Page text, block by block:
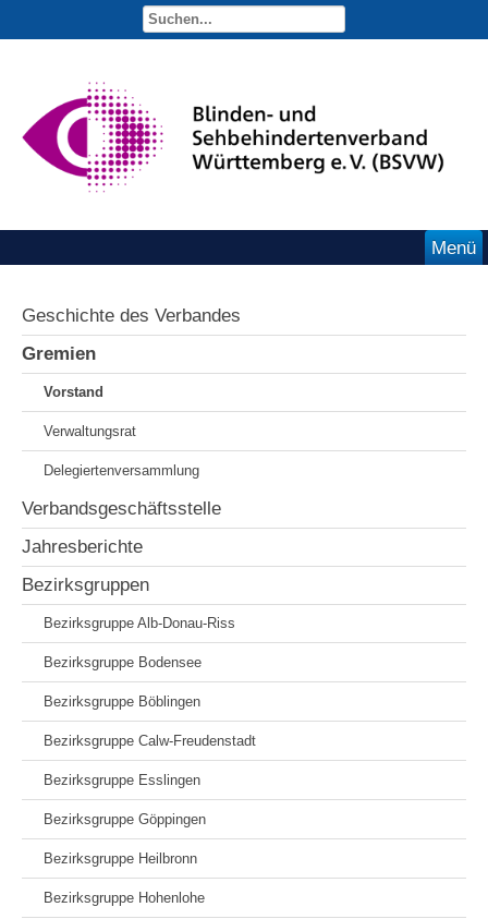
Menü
Geschichte des Verbandes
Gremien
Vorstand
Verwaltungsrat
Delegiertenversammlung
Verbandsgeschäftsstelle
Jahresberichte
Bezirksgruppen
Bezirksgruppe Alb-Donau-Riss
Bezirksgruppe Bodensee
Bezirksgruppe Böblingen
Bezirksgruppe Calw-Freudenstadt
Bezirksgruppe Esslingen
Bezirksgruppe Göppingen
Bezirksgruppe Heilbronn
Bezirksgruppe Hohenlohe